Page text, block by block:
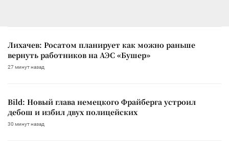
Лихачев: Росатом планирует как можно раньше
вернуть работников на АЭС «Бушер»
27 минут назад
Bild: Новый глава немецкого Фрайберга устроил
дебош и избил двух полицейских
30 минут назад